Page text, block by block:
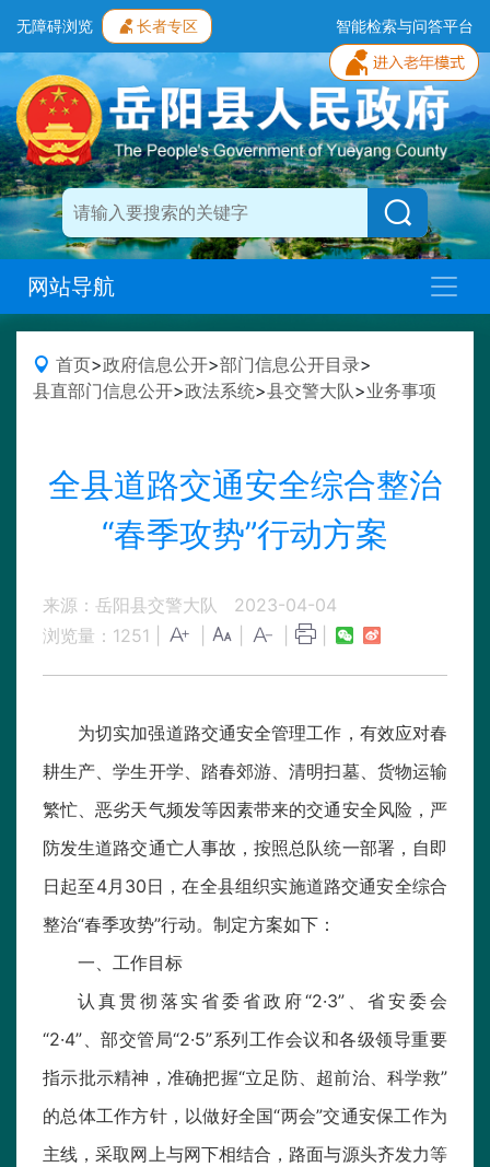
无障碍浏览 长者专区 智能检索与问答平台
网站导航
首页>政府信息公开>部门信息公开目录>
县直部门信息公开>政法系统>县交警大队>业务事项
全县道路交通安全综合整治
“春季攻势”行动方案
来源：岳阳县交警大队
2023-04-04
浏览量： 1251
为切实加强道路交通安全管理工作，有效应对春
耕生产、学生开学、踏春郊游、清明扫墓、货物运输
繁忙、恶劣天气频发等因素带来的交通安全风险，严
防发生道路交通亡人事故，按照总队统一部署，自即
日起至4月30日，在全县组织实施道路交通安全综合
整治“春季攻势”行动。制定方案如下：
一、工作目标
认真贯彻落实省委省政府“2·3”、省安委会
“2·4”、部交管局“2·5”系列工作会议和各级领导重要
指示批示精神，准确把握“立足防、超前治、科学救”
的总体工作方针，以做好全国“两会”交通安保工作为
主线，采取网上与网下相结合，路面与源头齐发力等